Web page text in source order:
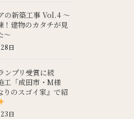
の新築工事 Vol.4 ～
！建物のカタチが見
～
日
ンプリ受賞に続
工「成田市・M様
りのスゴイ家』で紹
日